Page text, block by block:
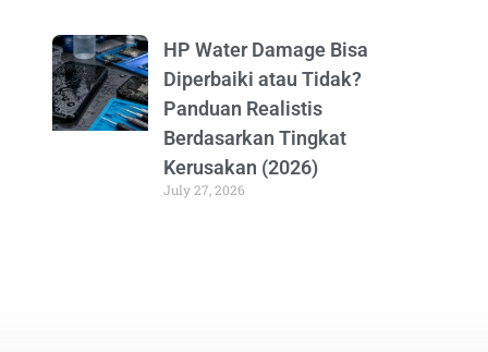
HP Water Damage Bisa
Diperbaiki atau Tidak?
Panduan Realistis
Berdasarkan Tingkat
Kerusakan (2026)
July 27, 2026